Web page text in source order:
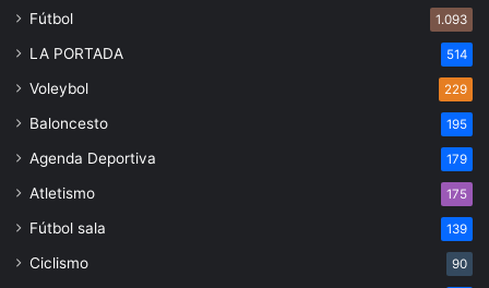
Fútbol 1.093
LA PORTADA 514
Voleybol 229
Baloncesto 195
Agenda Deportiva 179
Atletismo 175
Fútbol sala 139
Ciclismo 90